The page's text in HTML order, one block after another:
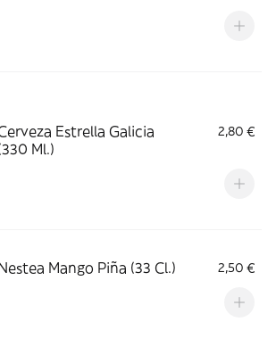
Estrella Galicia
Ml.)
2,80 €
Mango Piña (33 Cl.) 2,50 €